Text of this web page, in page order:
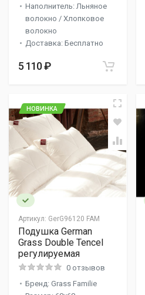
Наполнитель: Льняное
волокно / Хлопковое
волокно
Доставка: Бесплатно
5 110 ₽
Артикул: GerG96120 FAM
НОВИНКА
Подушка German
Grass Double Tencel
регулируемая
0 отзывов
Бренд: Grass Familie